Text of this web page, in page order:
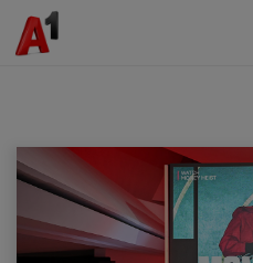
МК EN SQ